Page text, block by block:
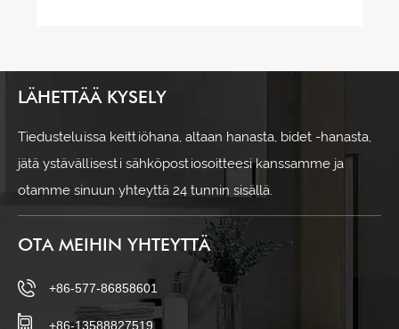
LÄHETTÄÄ KYSELY
Tiedusteluissa keittiöhana, altaan hanasta, bidet -hanasta,
jätä ystävällisesti sähköpostiosoitteesi kanssamme ja
otamme sinuun yhteyttä 24 tunnin sisällä.
OTA MEIHIN YHTEYTTÄ
+86-577-86858601
+86-13588827519